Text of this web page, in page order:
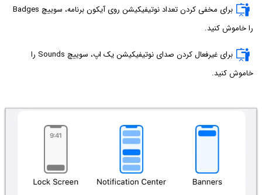
برای مخفی کردن تعداد نوتیفیکیشن روی آیکون برنامه، سوییچ Badges
را خاموش کنید.
برای غیرفعال کردن صدای نوتیفیکیشن یک اپ، سوییچ Sounds را
خاموش کنید.